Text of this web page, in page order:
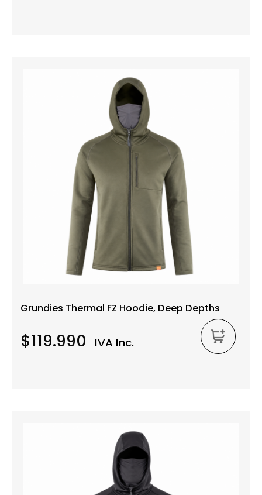
Grundies Thermal FZ Hoodie, Deep Depths
$119.990 IVA Inc.